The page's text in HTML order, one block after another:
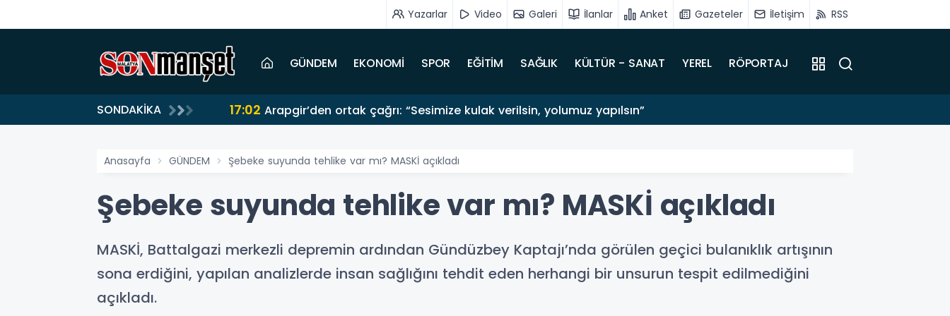
Yazarlar Video Galeri İlanlar Anket Gazeteler İletişim RSS
GÜNDEM EKONOMİ SPOR EĞİTİM SAĞLIK KÜLTÜR - SANAT YEREL RÖPORTAJ
SONDAKİKA 17:02 Arapgir’den ortak çağrı: “Sesimize kulak verilsin, yolumuz yapılsın”
Anasayfa GÜNDEM Şebeke suyunda tehlike var mı? MASKİ açıkladı
Şebeke suyunda tehlike var mı? MASKİ açıkladı
MASKİ, Battalgazi merkezli depremin ardından Gündüzbey Kaptajı’nda görülen geçici bulanıklık artışının
sona erdiğini, yapılan analizlerde insan sağlığını tehdit eden herhangi bir unsurun tespit edilmediğini
açıkladı.